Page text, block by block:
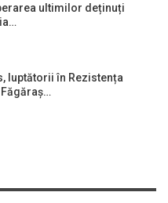
ultimilor deținuți
luptătorii în Rezistența